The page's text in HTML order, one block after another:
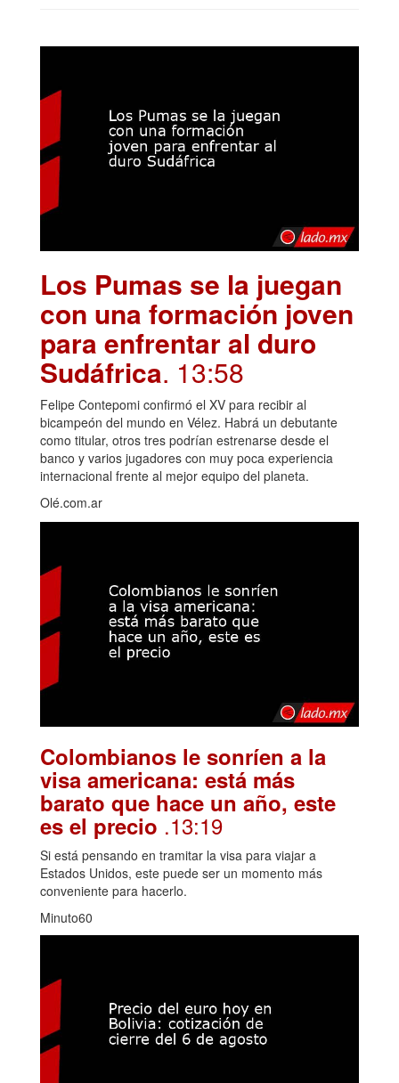
Los Pumas se la juegan
con una formación joven
para enfrentar al duro
Sudáfrica. 13:58
Felipe Contepomi confirmó el XV para recibir al
bicampeón del mundo en Vélez. Habrá un debutante
como titular, otros tres podrían estrenarse desde el
banco y varios jugadores con muy poca experiencia
internacional frente al mejor equipo del planeta.
Olé.com.ar
Colombianos le sonríen a la
visa americana: está más
barato que hace un año, este
es el precio .13:19
Si está pensando en tramitar la visa para viajar a
Estados Unidos, este puede ser un momento más
conveniente para hacerlo.
Minuto60